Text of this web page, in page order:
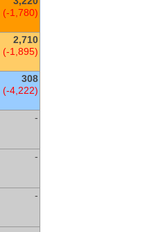
(-1,780)
2,710
(-1,895)
308
(-4,222)
-
-
-